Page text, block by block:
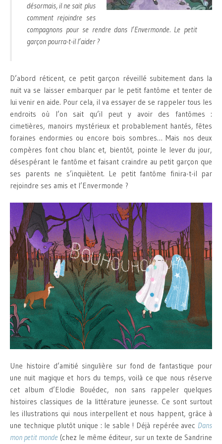
désormais, il ne sait plus
comment rejoindre ses
compagnons pour se rendre dans l’Envermonde. Le petit
garçon pourra-t-il l’aider ?
D’abord réticent, ce petit garçon réveillé subitement dans la
nuit va se laisser embarquer par le petit fantôme et tenter de
lui venir en aide. Pour cela, il va essayer de se rappeler tous les
endroits où l’on sait qu’il peut y avoir des fantômes :
cimetières, manoirs mystérieux et probablement hantés, fêtes
foraines endormies ou encore bois sombres… Mais nos deux
compères font chou blanc et, bientôt, pointe le lever du jour,
désespérant le fantôme et faisant craindre au petit garçon que
ses parents ne s’inquiètent. Le petit fantôme finira-t-il par
rejoindre ses amis et l’Envermonde ?
Une histoire d’amitié singulière sur fond de fantastique pour
une nuit magique et hors du temps, voilà ce que nous réserve
cet album d’Elodie Bouédec, non sans rappeler quelques
histoires classiques de la littérature jeunesse. Ce sont surtout
les illustrations qui nous interpellent et nous happent, grâce à
une technique plutôt unique : le sable ! Déjà repérée avec Dans
mon petit monde (chez le même éditeur, sur un texte de Sandrine